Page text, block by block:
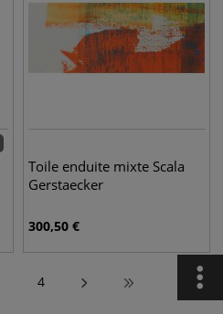
Toile enduite mixte Scala
Gerstaecker
300,50 €
4